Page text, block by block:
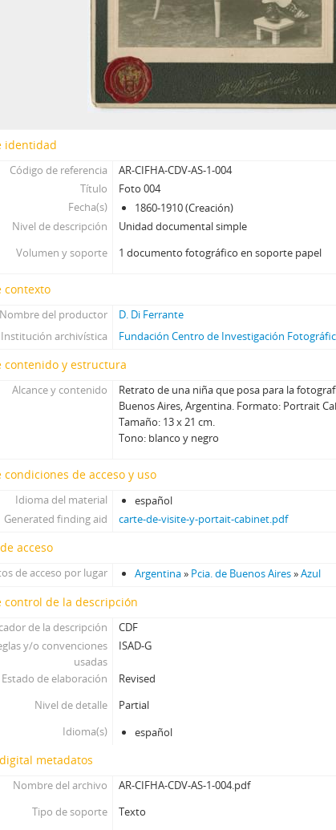
[Unidad documental simple] Foto 030, 1860-1910
[Unidad documental simple] Foto 031, 1860-1910
[Unidad documental simple] Foto 032, 1860-1910
[Unidad documental simple] Foto 033, 1860-1910
[Unidad documental simple] Foto 034, 1860-1910
[Unidad documental simple] Foto 035, 1860-1910
[Unidad documental simple] Foto 037, 1860-1910
[Unidad documental simple] Foto 038, 1860-1910
[Unidad documental simple] Foto 039, 1860-1910
[Unidad documental simple] Foto 040, 1860-1910
[Unidad documental simple] Foto 041, 1860-1910
[Unidad documental simple] Foto 043, 1860-1910
[Unidad documental simple] Foto 046, 1860-1910
[Unidad documental simple] Foto 047, 1860-1910
[Unidad documental simple] Foto 048, 1860-1910
[Unidad documental simple] Foto 049, 1860-1910
[Unidad documental simple] Foto 050, 1860-1910
[Unidad documental simple] Foto 051, 1860-1910
[Unidad documental simple] Foto 052, 1860-1910
[Unidad documental simple] Foto 054, 1860-1910
[Unidad documental simple] Foto 055, 1860-1910
[Unidad documental simple] Foto 056, 1860-1910
[Unidad documental simple] Foto 058, 1860-1910
[Unidad documental simple] Foto 059, 1860-1910
[Unidad documental simple] Foto 061, 1860-1910
[Subserie] Subserie 2, 1860-1910
[Subserie] Subserie 3, 1860-1910
[Subserie] Subserie 4, 1860-1910
[Subserie] Subserie 5, 1860-1910
[Serie] Serie Lanus, 1850-1930
identidad
Código de referencia
AR-CIFHA-CDV-AS-1-004
Título
Foto 004
Fecha(s)
1860-1910 (Creación)
Nivel de descripción
Unidad documental simple
Volumen y soporte
1 documento fotográfico en soporte papel
contexto
Nombre del productor
D. Di Ferrante
Institución archivística
Fundación Centro de Investigación
contenido y estructura
Alcance y contenido
Retrato de una niña que posa para la
Buenos Aires, Argentina. Formato: Portrait
Tamaño: 13 x 21 cm.
Tono: blanco y negro
condiciones de acceso y uso
Idioma del material
español
Generated finding aid
carte-de-visite-y-portait-cabinet.pdf
acceso
de acceso por lugar Argentina» Pcia. de Buenos Aires»Azul
control de la descripción
de la descripción
CDF
y/o convenciones
usadas
ISAD-G
Estado de elaboración
Revised
Nivel de detalle
Partial
Idioma(s)
español
metadatos
Nombre del archivo
AR-CIFHA-CDV-AS-1-004.pdf
Tipo de soporte
Texto